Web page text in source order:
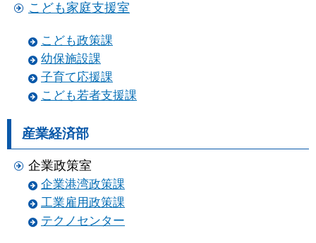
こども家庭支援室
こども政策課
幼保施設課
子育て応援課
こども若者支援課
産業経済部
企業政策室
企業港湾政策課
工業雇用政策課
テクノセンター